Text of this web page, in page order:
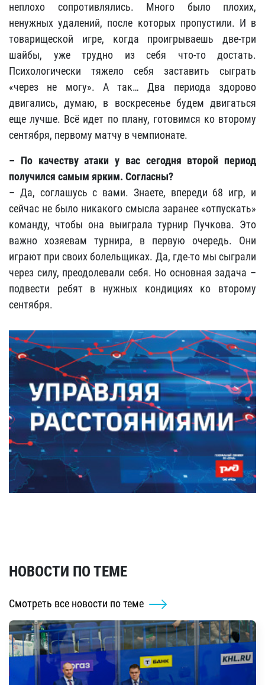
неплохо сопротивлялись. Много было плохих,
ненужных удалений, после которых пропустили. И в
товарищеской игре, когда проигрываешь две-три
шайбы, уже трудно из себя что-то достать.
Психологически тяжело себя заставить сыграть
«через не могу». А так… Два периода здорово
двигались, думаю, в воскресенье будем двигаться
еще лучше. Всё идет по плану, готовимся ко второму
сентября, первому матчу в чемпионате.
– По качеству атаки у вас сегодня второй период
получился самым ярким. Согласны?
– Да, соглашусь с вами. Знаете, впереди 68 игр, и
сейчас не было никакого смысла заранее «отпускать»
команду, чтобы она выиграла турнир Пучкова. Это
важно хозяевам турнира, в первую очередь. Они
играют при своих болельщиках. Да, где-то мы сыграли
через силу, преодолевали себя. Но основная задача –
подвести ребят в нужных кондициях ко второму
сентября.
НОВОСТИ ПО ТЕМЕ
Смотреть все новости по теме